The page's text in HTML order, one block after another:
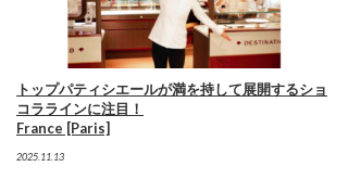
トップパティシエールが満を持して展開するショ
コララインに注目！
France [Paris]
2025.11.13